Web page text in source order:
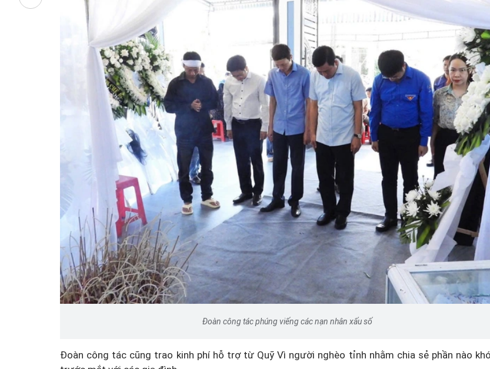
Đoàn công tác phúng viếng các nạn nhân xấu số
Đoàn công tác cũng trao kinh phí hỗ trợ từ Quỹ Vì người nghèo tỉnh nhằm chia sẻ phần nào